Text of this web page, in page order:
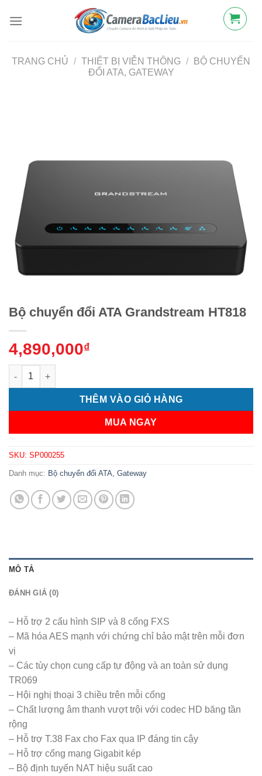
qua
TRANG CHỦ
/ THIẾT BỊ VIỄN THÔNG /
BỘ CHUYỂN
ĐỔI ATA, GATEWAY
Bộ chuyển đổi ATA Grandstream HT818
4,890,000₫
Bộ chuyển đổi ATA Grandstream HT818 số lượng
THÊM VÀO GIỎ HÀNG
MUA NGAY
SKU: SP000255
Danh mục: Bộ chuyển đổi ATA, Gateway
MÔ TẢ
ĐÁNH GIÁ (0)
– Hỗ trợ 2 cấu hình SIP và 8 cổng FXS
– Mã hóa AES mạnh với chứng chỉ bảo mật trên mỗi đơn
vị
– Các tùy chọn cung cấp tự động và an toàn sử dụng
TR069
– Hội nghị thoại 3 chiều trên mỗi cổng
– Chất lượng âm thanh vượt trội với codec HD băng tần
rộng
– Hỗ trợ T.38 Fax cho Fax qua IP đáng tin cậy
– Hỗ trợ cổng mạng Gigabit kép
– Bộ định tuyến NAT hiệu suất cao